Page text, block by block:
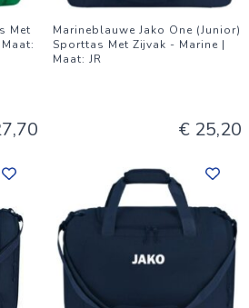
Met
Marineblauwe Jako One (Junior)
Sporttas Met Zijvak - Marine |
Maat: JR
€ 25,20